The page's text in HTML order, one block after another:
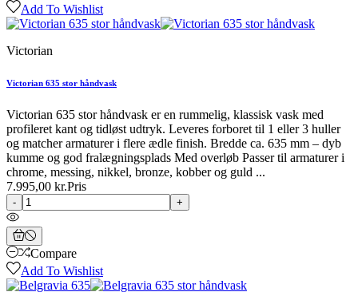
Add To Wishlist
Victorian
Victorian 635 stor håndvask
Victorian 635 stor håndvask er en rummelig, klassisk vask med
profileret kant og tidløst udtryk. Leveres forboret til 1 eller 3 huller
og matcher armaturer i flere ædle finish. Bredde ca. 635 mm – dyb
kumme og god fralægningsplads Med overløb Passer til armaturer i
chrome, messing, nikkel, bronze, kobber og guld ...
7.995,00 kr.Pris
- +
Compare
Add To Wishlist